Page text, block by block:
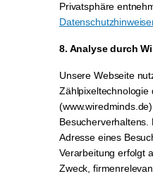
Privatsphäre
8. Analyse durch
Unsere Webseite
Zählpixeltechnologie
Besucherverhaltens.
Adresse eines
Verarbeitung erfolgt
Zweck,